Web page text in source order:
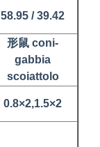
58.95 / 39.42
形鼠 coni-
gabbia
scoiattolo
0.8×2,1.5×2